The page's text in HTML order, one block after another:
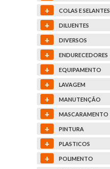
+ COLAS E SELANTES
+ DILUENTES
+ DIVERSOS
+ ENDURECEDORES
+ EQUIPAMENTO
+ LAVAGEM
+ MANUTENÇÃO
+ MASCARAMENTO
+ PINTURA
+ PLASTICOS
+ POLIMENTO